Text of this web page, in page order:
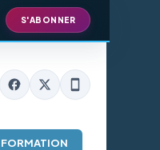
S'ABONNER
FORMATION